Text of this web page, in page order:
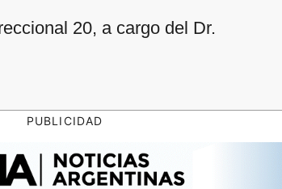
20, a cargo del Dr.
PUBLICIDAD